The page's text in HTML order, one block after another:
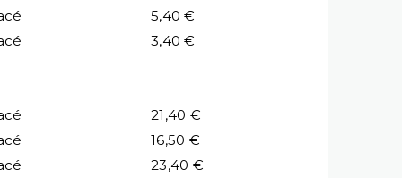
5,40 €
3,40 €
21,40 €
16,50 €
23,40 €